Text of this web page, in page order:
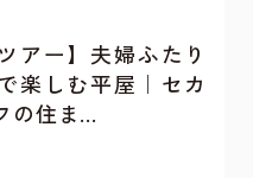
アー】夫婦ふたり
楽しむ平屋｜セカ
の住ま…